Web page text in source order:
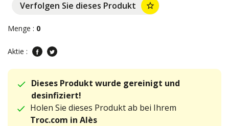
Verfolgen Sie dieses Produkt
star_border
Menge : 0
Aktie :
Dieses Produkt wurde gereinigt und
desinfiziert!
Holen Sie dieses Produkt ab bei Ihrem
Troc.com in Alès